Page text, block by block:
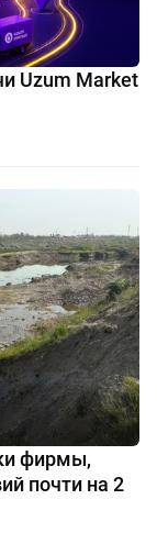
Uzum Market
фирмы,
почти на 2